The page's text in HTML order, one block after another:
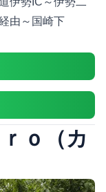
由～国崎下
ｏ（カ